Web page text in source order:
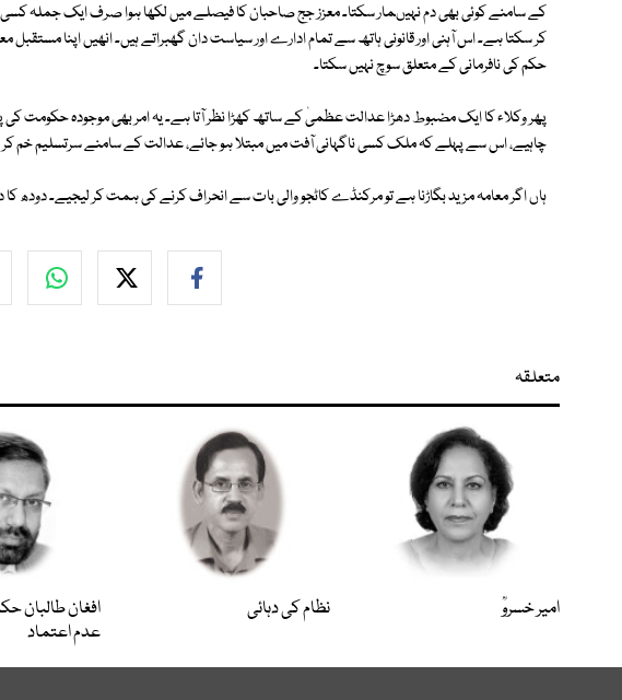
کے سامنے کوئی بھی دم نہیںمار سکتا۔ معزز جج صاحبان کا فیصلے میں لکھا ہوا صرف ایک جملہ
کر سکتا ہے۔ اس آہنی اور قانونی ہاتھ سے تمام ادارے اور سیاست دان گھبراتے ہیں۔ انھیں اپنا
حکم کی نافرمانی کے متعلق سوچ نہیں سکتا۔
پھر وکلاء کا ایک مضبوط دھڑا عدالت عظمیٰ کے ساتھ کھڑا نظر آتا ہے۔ یہ امر بھی موجودہ حکومت کی
چاہیے، اس سے پہلے کہ ملک کسی ناگہانی آفت میں مبتلا ہو جائے، عدالت کے سامنے سرتسلیم خم کر
ہاں اگر معامہ مزید بگاڑنا ہے تو مرکنڈے کاٹجو والی بات سے انحراف کرنے کی ہمت کر لیجیے۔ دودھ کا
متعلقہ
امیر خسروؒ نظام کی دہائی
افغان طالبان
عدم اعتماد